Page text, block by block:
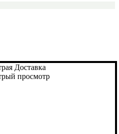
Доставка
просмотр